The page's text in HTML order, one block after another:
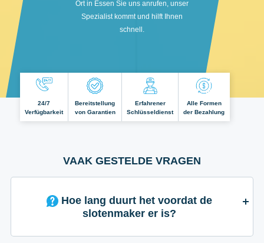
Ort in Essen Sie uns anrufen, unser
Spezialist kommt und hilft Ihnen
schnell.
24/7
Verfügbarkeit
Bereitstellung
von Garantien
Erfahrener
Schlüsseldienst
Alle Formen
der Bezahlung
VAAK GESTELDE VRAGEN
slotenmaker er is?